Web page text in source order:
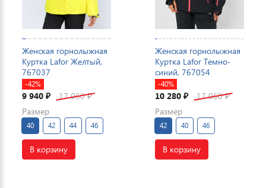
Женская горнолыжная
Куртка Lafor Желтый,
767037
-42%
9 940 ₽ 17 060₽
Размер
40 42 44 46
В корзину
Женская горнолыжная
Куртка Lafor Темно-
синий, 767054
-40%
10 280 ₽ 17 060₽
Размер
42 40 46
В корзину